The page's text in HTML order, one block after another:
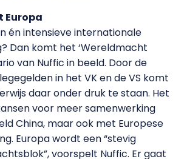
Europa
én intensieve internationale
Dan komt het ‘Wereldmacht
van Nuffic in beeld. Door de
in het VK en de VS komt
daar onder druk te staan. Het
voor meer samenwerking
China, maar ook met Europese
Europa wordt een “stevig
voorspelt Nuffic. Er gaat